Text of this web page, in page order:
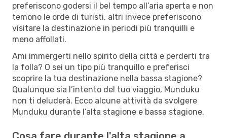
preferiscono godersi il bel tempo all’aria aperta e non
temono le orde di turisti, altri invece preferiscono
visitare la destinazione in periodi più tranquilli e
meno affollati.
Ami immergerti nello spirito della città e perderti tra
la folla? O sei un tipo più tranquillo e preferisci
scoprire la tua destinazione nella bassa stagione?
Qualunque sia l’intento del tuo viaggio, Munduku
non ti deluderà. Ecco alcune attività da svolgere
Munduku durante l’alta stagione e bassa stagione.